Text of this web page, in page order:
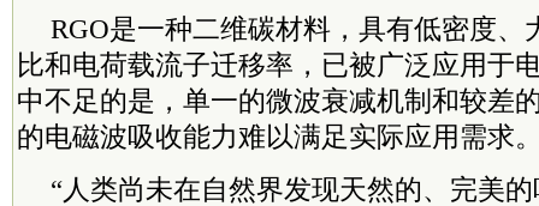
RGO是一种二维碳材料，具有低密度、
比和电荷载流子迁移率，已被广泛应用于
中不足的是，单一的微波衰减机制和较差
的电磁波吸收能力难以满足实际应用需求
“人类尚未在自然界发现天然的、完美